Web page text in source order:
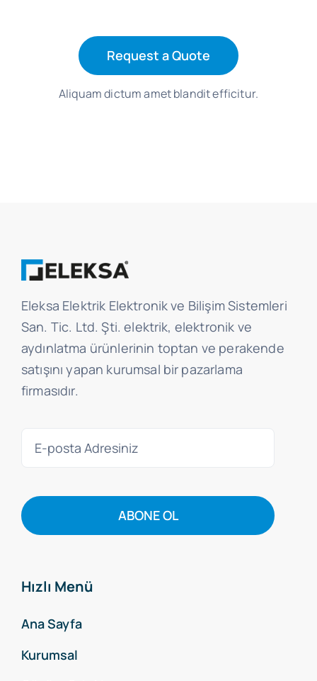
Request a Quote
Aliquam dictum amet blandit efficitur.
Eleksa Elektrik Elektronik ve Bilişim Sistemleri
San. Tic. Ltd. Şti. elektrik, elektronik ve
aydınlatma ürünlerinin toptan ve perakende
satışını yapan kurumsal bir pazarlama
firmasıdır.
ABONE OL
Hızlı Menü
Ana Sayfa
Kurumsal